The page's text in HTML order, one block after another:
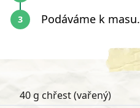
Podáváme k masu.
40 g chřest (vařený)